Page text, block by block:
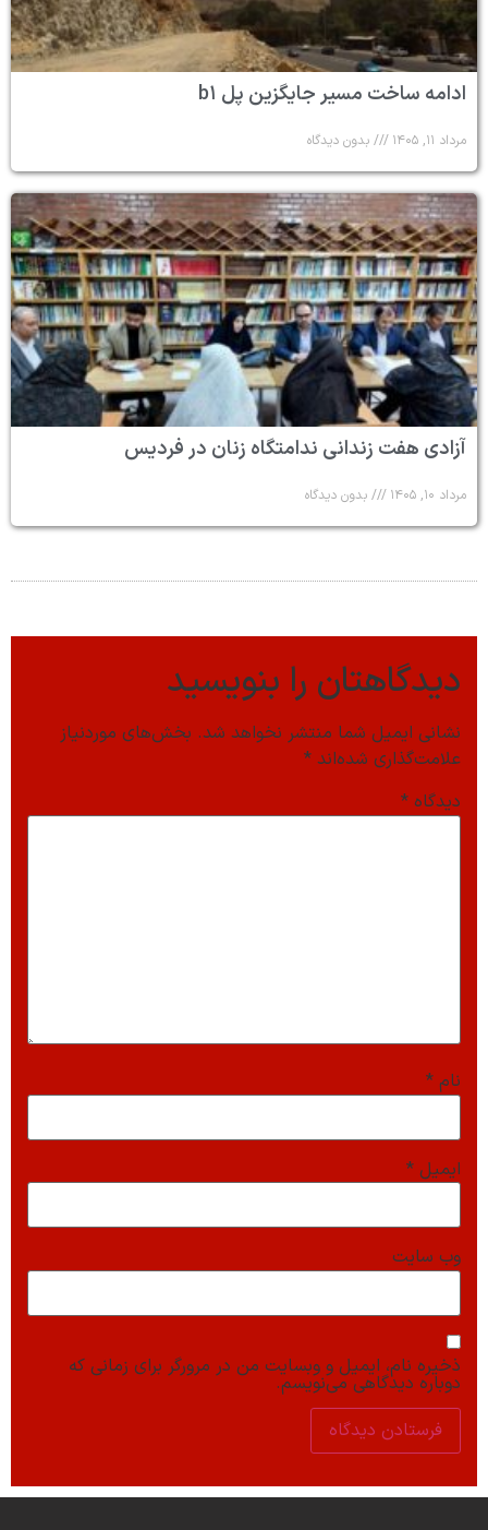
ادامه ساخت مسیر جایگزین پل b۱
مرداد ۱۱, ۱۴۰۵ بدون دیدگاه
آزادی هفت زندانی ندامتگاه زنان در فردیس
مرداد ۱۰, ۱۴۰۵ بدون دیدگاه
دیدگاهتان را بنویسید
نشانی ایمیل شما منتشر نخواهد شد. بخش‌های موردنیاز
علامت‌گذاری شده‌اند *
دیدگاه *
نام *
ایمیل *
وب‌ سایت
ذخیره نام، ایمیل و وبسایت من در مرورگر برای زمانی که
دوباره دیدگاهی می‌نویسم.